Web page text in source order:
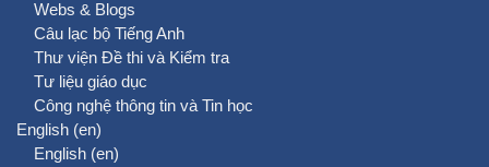
Webs & Blogs
Câu lạc bộ Tiếng Anh
Thư viện Đề thi và Kiểm tra
Tư liệu giáo dục
Công nghệ thông tin và Tin học
English ‎(en)‎
English ‎(en)‎